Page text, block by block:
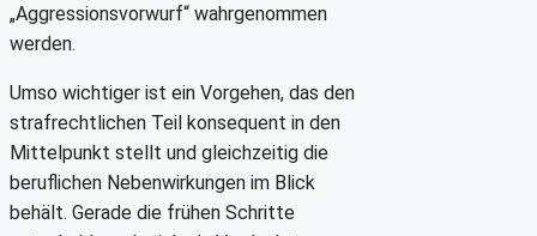
„Aggressionsvorwurf“ wahrgenommen
werden.
Umso wichtiger ist ein Vorgehen, das den
strafrechtlichen Teil konsequent in den
Mittelpunkt stellt und gleichzeitig die
beruflichen Nebenwirkungen im Blick
behält. Gerade die frühen Schritte